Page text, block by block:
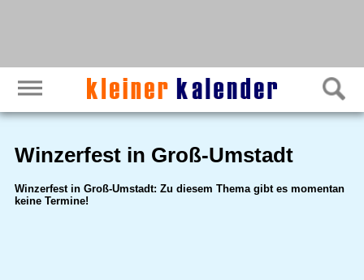
Winzerfest in Groß-Umstadt
Winzerfest in Groß-Umstadt: Zu diesem Thema gibt es momentan
keine Termine!